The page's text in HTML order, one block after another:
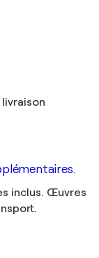
inclus. Œuvres